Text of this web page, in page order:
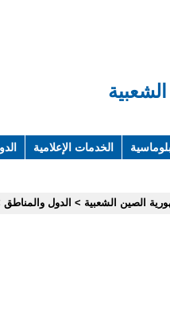
الخدمات الإعلامية
الصين الشعبية > الدول والمناطق